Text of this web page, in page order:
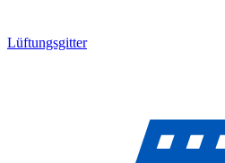
Lüftungsgitter